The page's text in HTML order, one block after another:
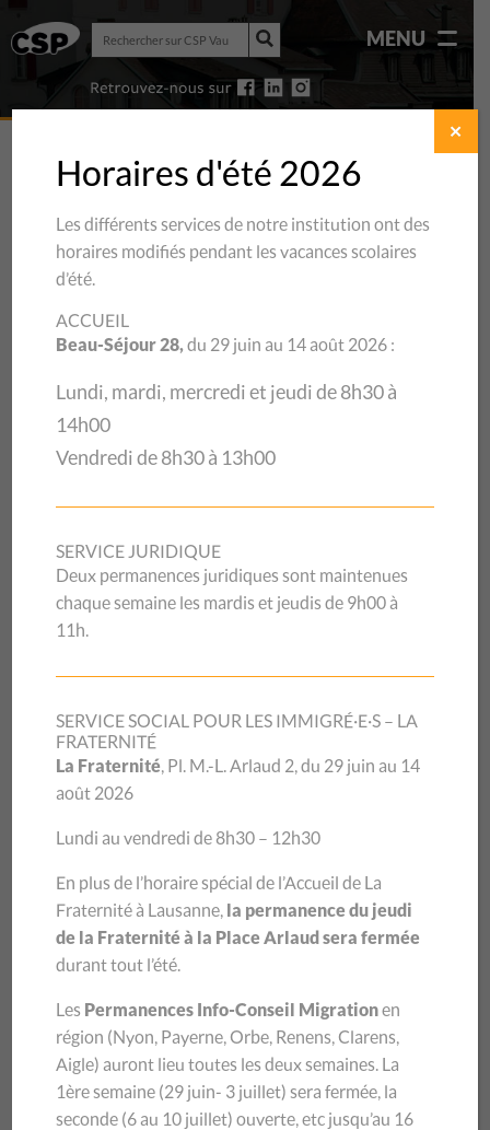
Rechercher
sur
CSP
Vaud
Rechercher
CSP
Vaud
MENU
CATÉGORIE :PRÉVENTION
17/10/2024
Nouvelle campagne
« Parlons cash » : focus
sur les pratiques
abusives des maisons de
recouvrement
Partenaire du programme « Parlons cash » de l’État de
Vaud, le CSP Vaud est heureux de contribuer à diffuser la
nouvelle campagne cantonale visant à exposer les abus des
historique du programme « Parlons cash » de l’État de
Vaud, a le plaisir de s’associer à la diffusion de la nouvelle
Horaires d'été 2026
Les différents services de notre institution ont des
horaires modifiés pendant les vacances scolaires
d’été.
ACCUEIL
Beau-Séjour 28,du 29 juin au 14 août 2026 :
Lundi, mardi, mercredi et jeudi de 8h30 à
14h00
Vendredi de 8h30 à 13h00
SERVICE JURIDIQUE
Deux permanences juridiques sont maintenues
chaque semaine les mardis et jeudis de 9h00 à
11h.
SERVICE SOCIAL POUR LES IMMIGRÉ·E·S – LA
FRATERNITÉ
La Fraternité, Pl. M.-L. Arlaud 2, du 29 juin au 14
août 2026
Lundi au vendredi de 8h30 – 12h30
En plus de l’horaire spécial de l’Accueil de La
Fraternité à Lausanne, la permanence du jeudi
de la Fraternité à la Place Arlaud sera fermée
durant tout l’été.
Les Permanences Info-Conseil Migrationen
région (Nyon, Payerne, Orbe, Renens, Clarens,
Aigle) auront lieu toutes les deux semaines. La
1ère semaine (29 juin- 3 juillet) sera fermée, la
seconde (6 au 10 juillet) ouverte, etc jusqu’au 16
✕